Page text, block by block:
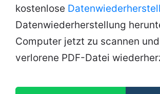
kostenlose
Datenwiederherstellung
Computer jetzt zu scannen
verlorene PDF-Datei